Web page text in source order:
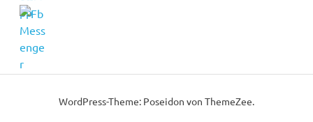
WordPress-Theme: Poseidon von ThemeZee.